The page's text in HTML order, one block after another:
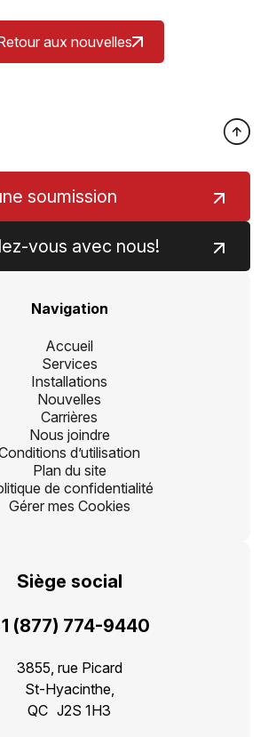
aux nouvelles
soumission
vous avec nous!
Navigation
Accueil
Services
Installations
Nouvelles
Carrières
Nous joindre
d’utilisation
Plan du site
de confidentialité
Gérer mes Cookies
Siège social
(877) 774-9440
3855, rue Picard
St-Hyacinthe,
QC J2S 1H3